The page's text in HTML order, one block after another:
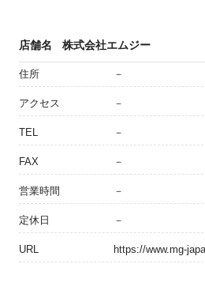
店舗名 株式会社エムジー
住所 －
アクセス －
TEL －
FAX －
営業時間 －
定休日 －
URL https://www.mg-